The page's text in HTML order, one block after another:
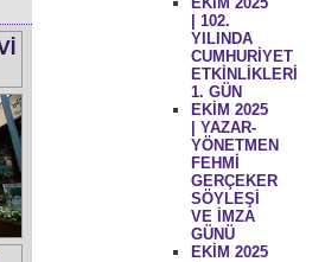
| 102.
YILINDA
CUMHURİYET
ETKİNLİKLERİ
1. GÜN
EKİM 2025
| YAZAR-
YÖNETMEN
FEHMİ
GERÇEKER
SÖYLEŞİ
VE İMZA
GÜNÜ
EKİM 2025